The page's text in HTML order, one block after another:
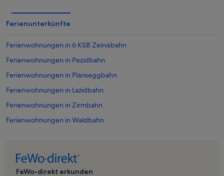
Ferienunterkünfte
Ferienwohnungen in 6 KSB Zeinisbahn
Ferienwohnungen in Pezidbahn
Ferienwohnungen in Planseggbahn
Ferienwohnungen in Lazidbahn
Ferienwohnungen in Zirmbahn
Ferienwohnungen in Waldbahn
Ferienwohnungen in Komperdellbahn
FeWo-direkt erkunden